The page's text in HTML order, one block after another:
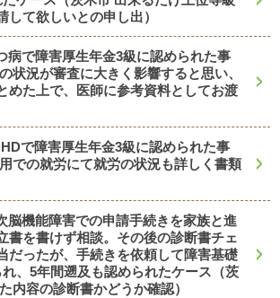
して欲しいとの申し出）
病で障害厚生年金3級に認められた事
状況が審査に大きく影響すると思い、
めた上で、医師に参考資料としてお渡
で障害厚生年金3級に認められた事
での就労にて就労の状況も詳しく書類
脳機能障害での申請手続きを家族と進
書を書けず相談。その後の診断書チェ
だったが、手続きを依頼して障害基礎
、5年間遡及も認められたケース（茨
内容の診断書かどうか確認）